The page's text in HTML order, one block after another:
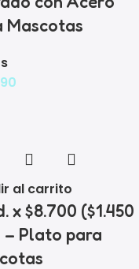
Mascotas
al carrito
x $8.700 ($1.450
Plato para